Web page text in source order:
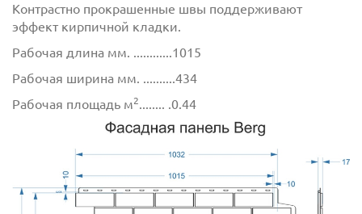
Контрастно прокрашенные швы поддерживают
эффект кирпичной кладки.
Рабочая длина мм. ............1015
Рабочая ширина мм. ..........434
Рабочая площадь м2........ .0.44